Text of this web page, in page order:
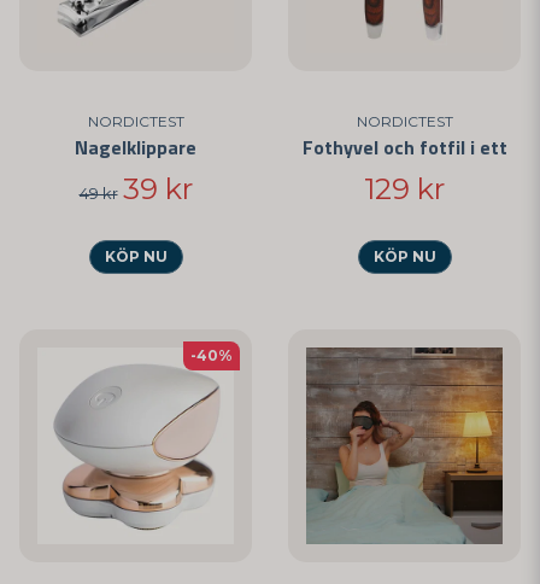
NORDICTEST
Nagelklippare
49 kr 39 kr
KÖP NU
NORDICTEST
Fothyvel och fotfil i ett
129 kr
KÖP NU
-40%